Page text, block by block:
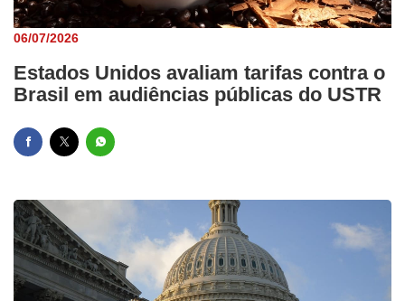
06/07/2026
Estados Unidos avaliam tarifas contra o
Brasil em audiências públicas do USTR